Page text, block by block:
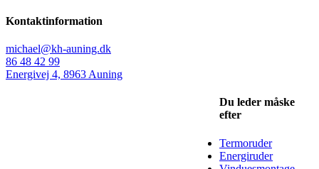
Kontaktinformation
michael@kh-auning.dk
86 48 42 99
Energivej 4, 8963 Auning
Du leder måske
efter
Termoruder
Energiruder